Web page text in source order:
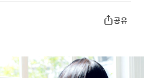
공유